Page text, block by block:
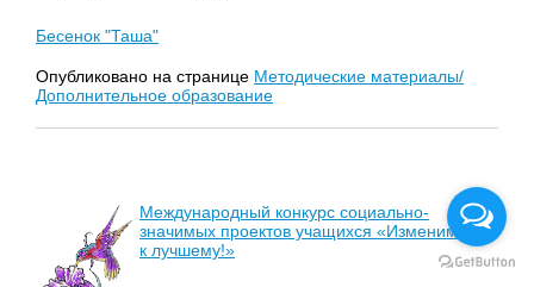
Бесенок "Таша"
Опубликовано на странице Методические материалы/
Дополнительное образование
Международный конкурс социально-
значимых проектов учащихся «Изменим мир
к лучшему!»